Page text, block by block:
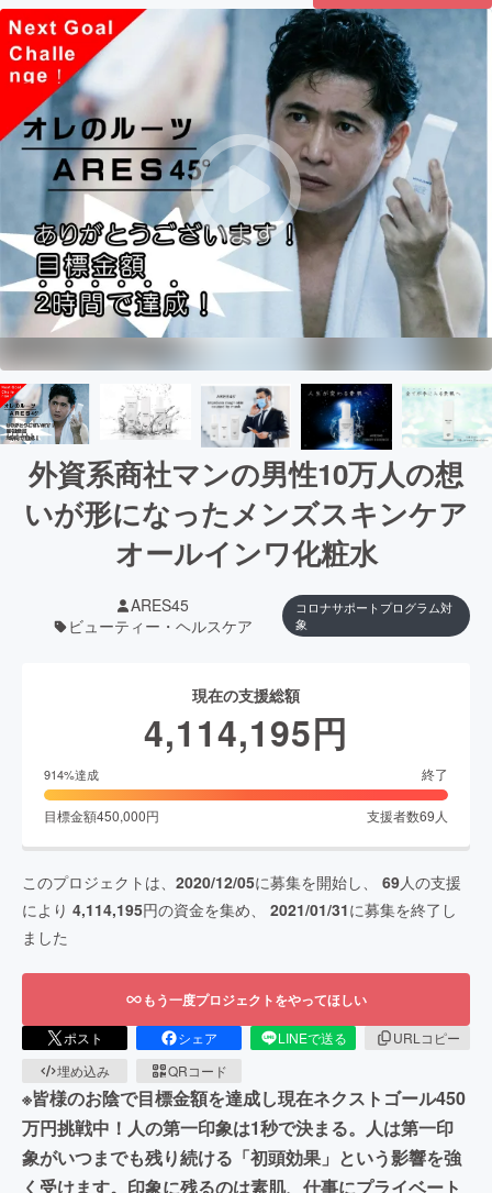
外資系商社マンの男性10万人の想
いが形になったメンズスキンケア
オールインワ化粧水
ARES45
ビューティー・ヘルスケア
コロナサポートプログラム対
象
現在の支援総額
4,114,195円
914%達成 終了
目標金額450,000円 支援者数69 人
このプロジェクトは、 2020/12/05に募集を開始し、 69人の支援
により 4,114,195円の資金を集め、 2021/01/31に募集を終了し
ました
もう一度プロジェクトをやってほしい
ポスト シェア LINEで送る
URLコピー
埋め込み
QRコード
※皆様のお陰で目標金額を達成し現在ネクストゴール450
万円挑戦中！人の第一印象は1秒で決まる。人は第一印
象がいつまでも残り続ける「初頭効果」という影響を強
く受けます。印象に残るのは素肌、仕事にプライベート